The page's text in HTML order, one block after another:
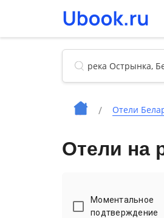
Отели
Отели на
Моментальное
подтверждение